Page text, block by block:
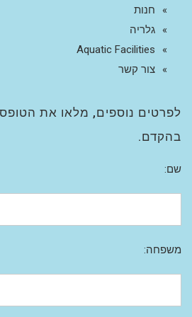
חנות
גלריה
Aquatic Facilities
צור קשר
לפרטים נוספים, מלאו את
בהקדם.
שם:
משפחה: